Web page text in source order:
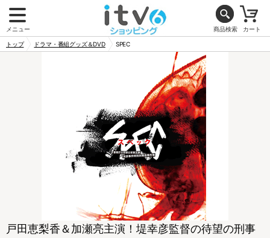
メニュー 商品検索 カート
トップ ドラマ・番組グッズ＆DVD SPEC
戸田恵梨香＆加瀬亮主演！堤幸彦監督の待望の刑事